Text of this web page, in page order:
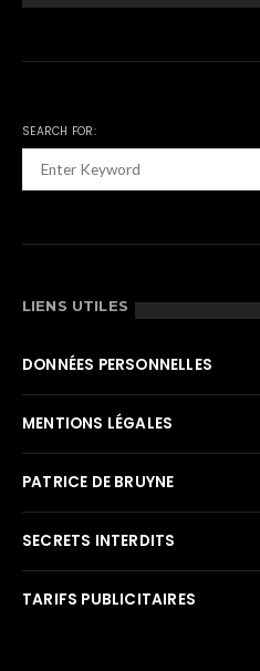
SEARCH FOR:
LIENS UTILES
DONNÉES PERSONNELLES
MENTIONS LÉGALES
PATRICE DE BRUYNE
SECRETS INTERDITS
TARIFS PUBLICITAIRES